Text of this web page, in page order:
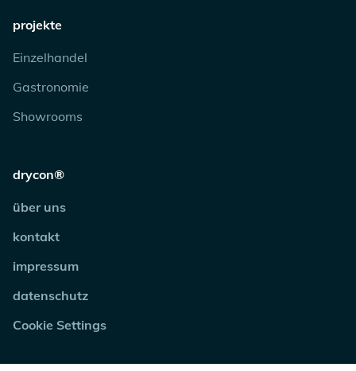
projekte
Einzelhandel
Gastronomie
Showrooms
drycon®
über uns
kontakt
impressum
datenschutz
Cookie Settings